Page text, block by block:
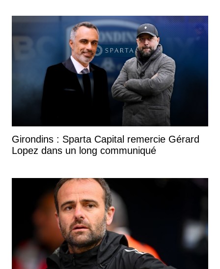
Girondins : Sparta Capital remercie Gérard
Lopez dans un long communiqué